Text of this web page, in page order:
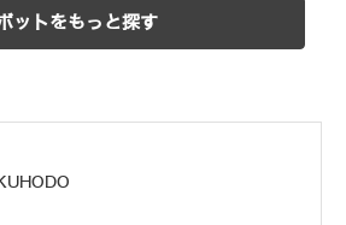
ットをもっと探す